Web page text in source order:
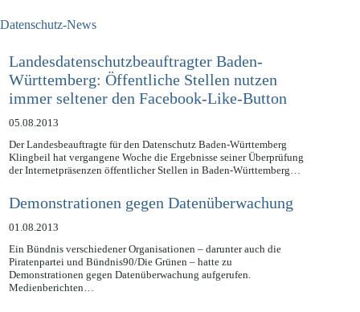
Landesdatenschutzbeauftragter Baden-
Württemberg: Öffentliche Stellen nutzen
immer seltener den Facebook-Like-Button
05.08.2013
Der Landesbeauftragte für den Datenschutz Baden-Württemberg
Klingbeil hat vergangene Woche die Ergebnisse seiner Überprüfung
Demonstrationen gegen Datenüberwachung
01.08.2013
Ein Bündnis verschiedener Organisationen – darunter auch die
Piratenpartei und Bündnis90/Die Grünen – hatte zu
Demonstrationen gegen Datenüberwachung aufgerufen.